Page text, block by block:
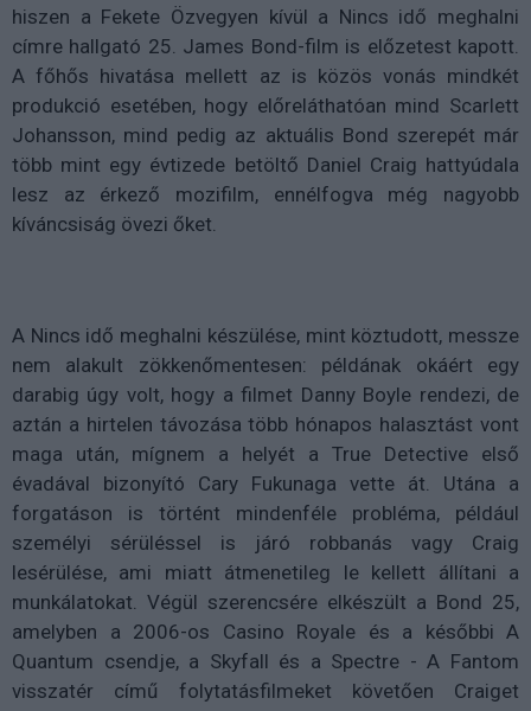
hiszen a Fekete Özvegyen kívül a Nincs idő meghalni
címre hallgató 25. James Bond-film is előzetest kapott.
A főhős hivatása mellett az is közös vonás mindkét
produkció esetében, hogy előreláthatóan mind Scarlett
Johansson, mind pedig az aktuális Bond szerepét már
több mint egy évtizede betöltő Daniel Craig hattyúdala
lesz az érkező mozifilm, ennélfogva még nagyobb
kíváncsiság övezi őket.
A Nincs idő meghalni készülése, mint köztudott, messze
nem alakult zökkenőmentesen: példának okáért egy
darabig úgy volt, hogy a filmet Danny Boyle rendezi, de
aztán a hirtelen távozása több hónapos halasztást vont
maga után, mígnem a helyét a True Detective első
évadával bizonyító Cary Fukunaga vette át. Utána a
forgatáson is történt mindenféle probléma, például
személyi sérüléssel is járó robbanás vagy Craig
lesérülése, ami miatt átmenetileg le kellett állítani a
munkálatokat. Végül szerencsére elkészült a Bond 25,
amelyben a 2006-os Casino Royale és a későbbi A
Quantum csendje, a Skyfall és a Spectre - A Fantom
visszatér című folytatásfilmeket követően Craiget